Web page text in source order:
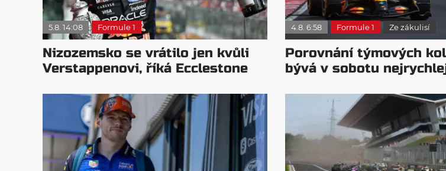
5.8. 14:08 Formule 1
Nizozemsko se vrátilo jen kvůli
Verstappenovi, říká Ecclestone
4.8. 6:58 Formule 1 Ze zákulisí
Porovnání týmových
bývá v sobotu